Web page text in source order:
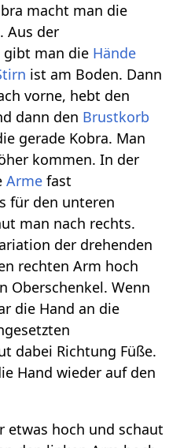
macht man die
. Aus der
gibt man die Hände
ist am Boden. Dann
vorne, hebt den
dann den Brustkorb
gerade Kobra. Man
kommen. In der
Arme fast
für den unteren
man nach rechts.
der drehenden
rechten Arm hoch
Oberschenkel. Wenn
die Hand an die
dabei Richtung Füße.
Hand wieder auf den
etwas hoch und schaut